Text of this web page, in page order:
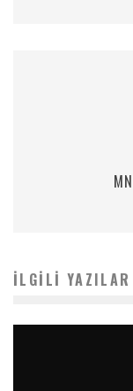
İLGILI YAZILAR